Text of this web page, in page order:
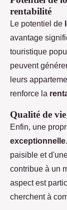
rentabilité
Le potentiel de
avantage
touristique
peuvent
leurs
renforce la
Qualité de
Enfin, une
exceptionnelle
paisible et
contribue à un
aspect est
cherchent à